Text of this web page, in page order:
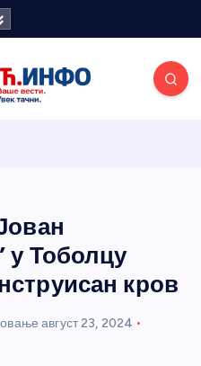
у Тоболцу
кров
август 23, 2024